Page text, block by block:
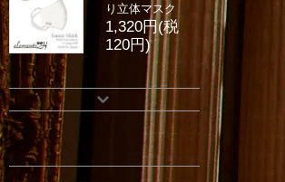
り立体マスク
1,320円(税
120円)